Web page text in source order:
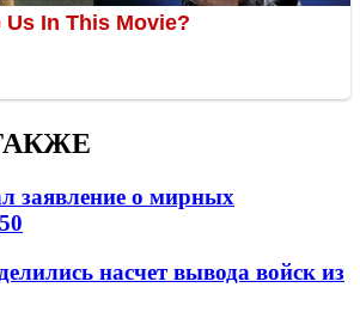
заявление о мирных
насчет вывода войск из